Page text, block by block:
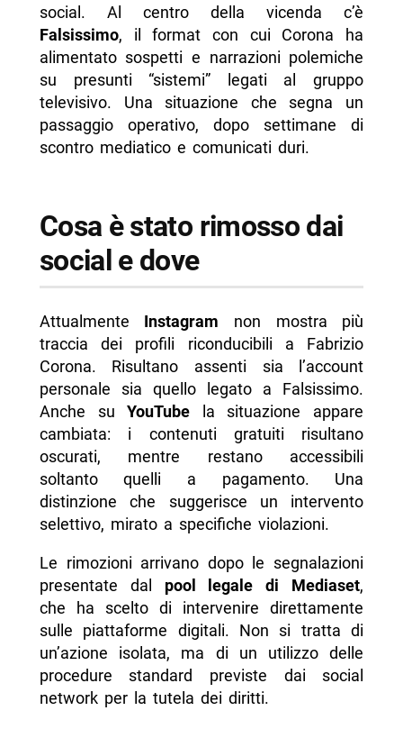
social. Al centro della vicenda c’è
Falsissimo, il format con cui Corona ha
alimentato sospetti e narrazioni polemiche
su presunti “sistemi” legati al gruppo
televisivo. Una situazione che segna un
passaggio operativo, dopo settimane di
scontro mediatico e comunicati duri.
Cosa è stato rimosso dai
social e dove
Attualmente Instagram non mostra più
traccia dei profili riconducibili a Fabrizio
Corona. Risultano assenti sia l’account
personale sia quello legato a Falsissimo.
Anche suYouTube la situazione appare
cambiata: i contenuti gratuiti risultano
oscurati, mentre restano accessibili
soltanto quelli a pagamento. Una
distinzione che suggerisce un intervento
selettivo, mirato a specifiche violazioni.
Le rimozioni arrivano dopo le segnalazioni
presentate dal pool legale di Mediaset,
che ha scelto di intervenire direttamente
sulle piattaforme digitali. Non si tratta di
un’azione isolata, ma di un utilizzo delle
procedure standard previste dai social
network per la tutela dei diritti.